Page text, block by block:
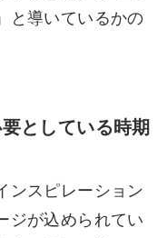
と導いているかの
としている時期
ンスピレーション
ジが込められてい